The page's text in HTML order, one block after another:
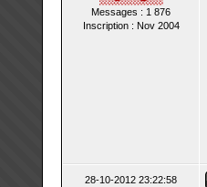
Messages : 1 876
Inscription : Nov 2004
28-10-2012 23:22:58